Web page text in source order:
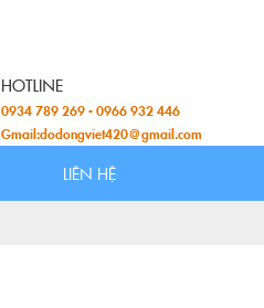
0934 789 269 - 0966 932 446
Gmail:dodongviet420@gmail.com
LIÊN HỆ